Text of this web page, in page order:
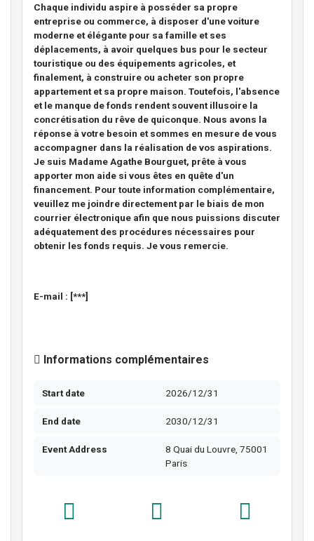
Chaque individu aspire à posséder sa propre
entreprise ou commerce, à disposer d'une voiture
moderne et élégante pour sa famille et ses
déplacements, à avoir quelques bus pour le secteur
touristique ou des équipements agricoles, et
finalement, à construire ou acheter son propre
appartement et sa propre maison. Toutefois, l'absence
et le manque de fonds rendent souvent illusoire la
concrétisation du rêve de quiconque. Nous avons la
réponse à votre besoin et sommes en mesure de vous
accompagner dans la réalisation de vos aspirations.
Je suis Madame Agathe Bourguet, prête à vous
apporter mon aide si vous êtes en quête d'un
financement. Pour toute information complémentaire,
veuillez me joindre directement par le biais de mon
courrier électronique afin que nous puissions discuter
adéquatement des procédures nécessaires pour
obtenir les fonds requis. Je vous remercie.
E-mail : [***]
Informations complémentaires
Start date 2026/12/31
End date 2030/12/31
Event Address
8 Quai du Louvre, 75001
Paris